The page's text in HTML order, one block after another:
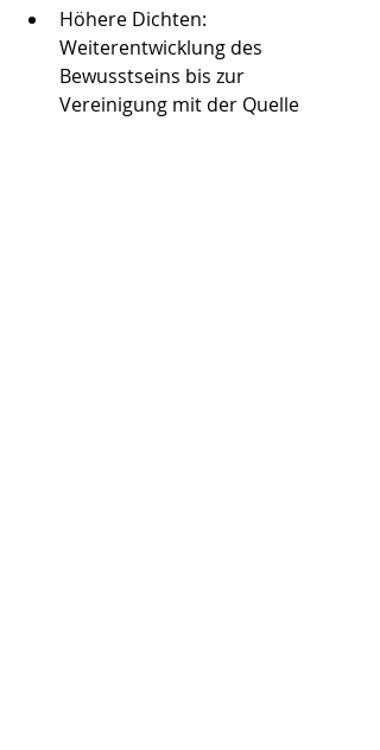
Höhere Dichten:
Weiterentwicklung des
Bewusstseins bis zur
Vereinigung mit der Quelle